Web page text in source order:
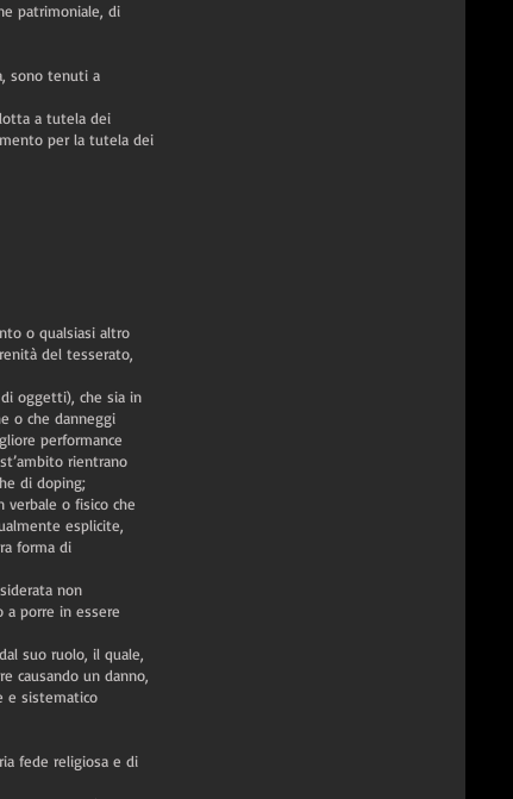
patrimoniale, di
sono tenuti a
a tutela dei
per la tutela dei
o qualsiasi altro
del tesserato,
oggetti), che sia in
o che danneggi
performance
rientrano
di doping;
verbale o fisico che
esplicite,
forma di
non
a porre in essere
suo ruolo, il quale,
causando un danno,
e sistematico
fede religiosa e di